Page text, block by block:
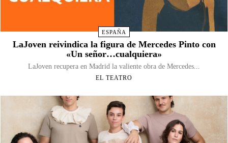
ESPAÑA
LaJoven reivindica la figura de Mercedes Pinto con
«Un señor…cualquiera»
LaJoven recupera en Madrid la valiente obra de Mercedes...
EL TEATRO